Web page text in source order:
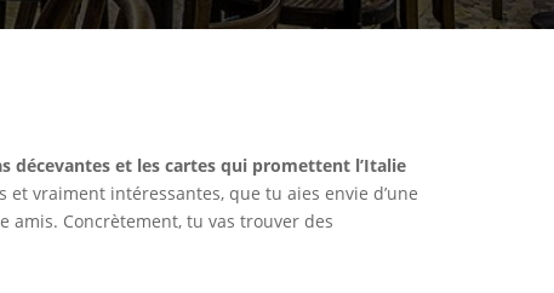
décevantes et les cartes qui promettent l’Italie
vraiment intéressantes, que tu aies envie d’une
amis. Concrètement, tu vas trouver des